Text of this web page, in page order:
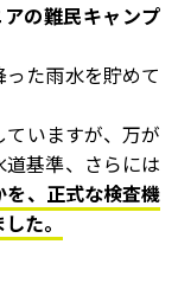
の難民キャンプ
た雨水を貯めて
いますが、万が
基準、さらには
を、正式な検査機
た。